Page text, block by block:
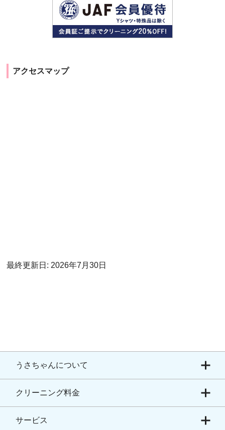
アクセスマップ
最終更新日: 2026年7月30日
うさちゃんについて
クリーニング料金
サービス